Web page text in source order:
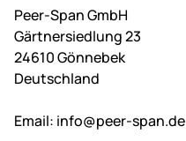
Peer-Span GmbH
Gärtnersiedlung 23
24610 Gönnebek
Deutschland
Email: info@peer-span.de